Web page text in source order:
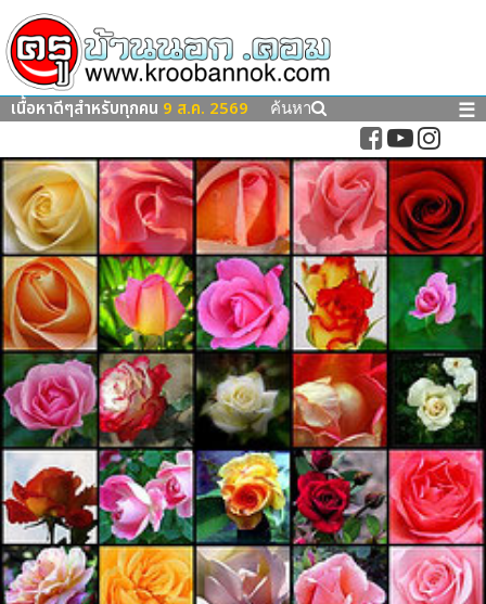
เนื้อหาดีๆสำหรับทุกคน 9 ส.ค. 2569 ค้นหา ☰